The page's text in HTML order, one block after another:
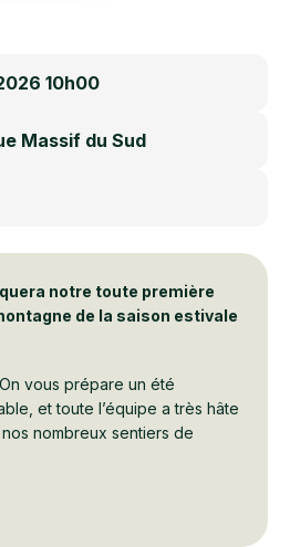
10h00
Massif du Sud
notre toute première
de la saison estivale
vous prépare un été
et toute l’équipe a très hâte
nombreux sentiers de